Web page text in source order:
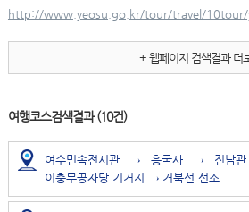
http://www.yeosu.go.kr/tour/travel/10tour/
+ 웹페이지 검색결과 더
여행코스검색결과(10건)
여수민속전시관 → 흥국사 → 진남
이충무공자당 기거지 → 거북선 선소